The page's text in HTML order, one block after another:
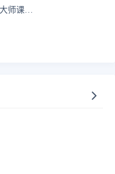
郎朗钢琴课：从入门到进阶的音乐大师课（完结）